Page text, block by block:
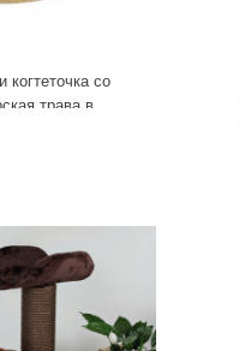
со
трава в
плюш.